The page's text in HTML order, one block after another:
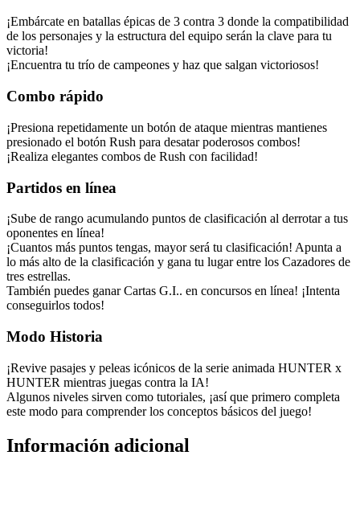
¡Embárcate en batallas épicas de 3 contra 3 donde la compatibilidad
de los personajes y la estructura del equipo serán la clave para tu
victoria!
¡Encuentra tu trío de campeones y haz que salgan victoriosos!
Combo rápido
¡Presiona repetidamente un botón de ataque mientras mantienes
presionado el botón Rush para desatar poderosos combos!
¡Realiza elegantes combos de Rush con facilidad!
Partidos en línea
¡Sube de rango acumulando puntos de clasificación al derrotar a tus
oponentes en línea!
¡Cuantos más puntos tengas, mayor será tu clasificación! Apunta a
lo más alto de la clasificación y gana tu lugar entre los Cazadores de
tres estrellas.
También puedes ganar Cartas G.I.. en concursos en línea! ¡Intenta
conseguirlos todos!
Modo Historia
¡Revive pasajes y peleas icónicos de la serie animada HUNTER x
HUNTER mientras juegas contra la IA!
Algunos niveles sirven como tutoriales, ¡así que primero completa
este modo para comprender los conceptos básicos del juego!
Información adicional